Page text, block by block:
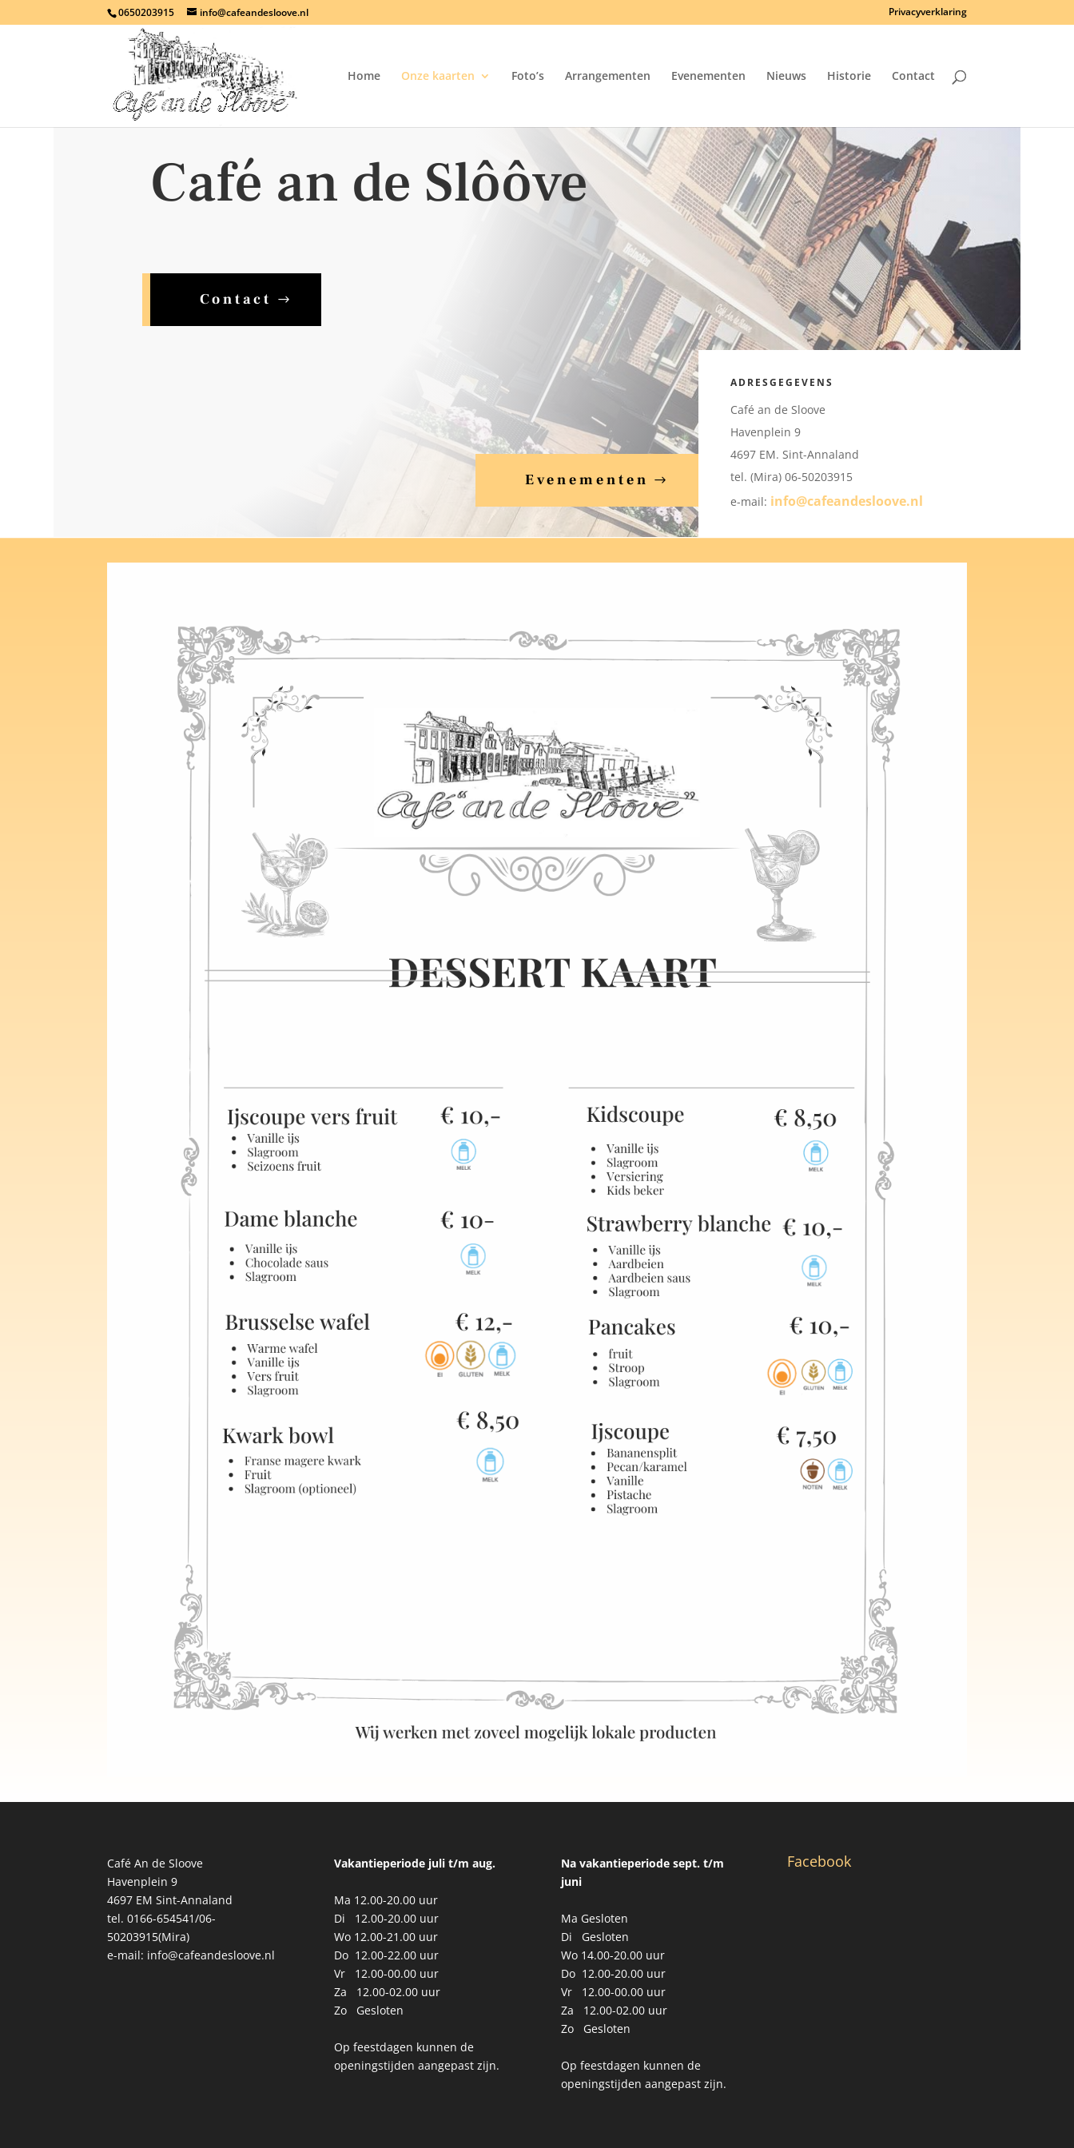
0650203915 info@cafeandesloove.nl Privacyverklaring
Home Onze kaarten Foto’s Arrangementen Evenementen Nieuws Historie Contact
Café an de Slôôve
Contact
Evenementen
ADRESGEGEVENS
Café an de Sloove
Havenplein 9
4697 EM. Sint-Annaland
tel. (Mira) 06-50203915
e-mail: info@cafeandesloove.nl
Café An de Sloove
Havenplein 9
4697 EM Sint-Annaland
tel. 0166-654541/06-
50203915(Mira)
e-mail: info@cafeandesloove.nl
Vakantieperiode juli t/m aug.
Ma 12.00-20.00 uur
Di 12.00-20.00 uur
Wo 12.00-21.00 uur
Do 12.00-22.00 uur
Vr 12.00-00.00 uur
Za 12.00-02.00 uur
Zo Gesloten
Op feestdagen kunnen de
openingstijden aangepast zijn.
Na vakantieperiode sept. t/m
juni
Ma Gesloten
Di Gesloten
Wo 14.00-20.00 uur
Do 12.00-20.00 uur
Vr 12.00-00.00 uur
Za 12.00-02.00 uur
Zo Gesloten
Op feestdagen kunnen de
openingstijden aangepast zijn.
Facebook